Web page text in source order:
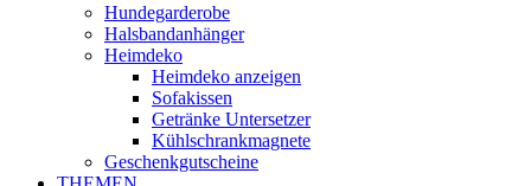
Hundegarderobe
Halsbandanhänger
Heimdeko
Heimdeko anzeigen
Sofakissen
Getränke Untersetzer
Kühlschrankmagnete
Geschenkgutscheine